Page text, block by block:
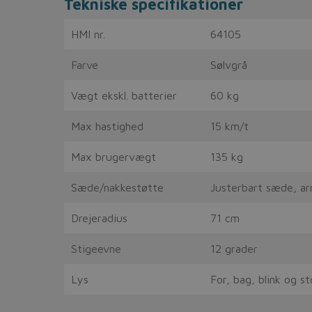
Tekniske specifikationer
HMI nr. 64105
Farve Sølvgrå
Vægt ekskl. batterier 60 kg
Max hastighed 15 km/t
Max brugervægt 135 kg
Sæde/nakkestøtte Justerbart sæde,
Drejeradius 71 cm
Stigeevne 12 grader
Lys For, bag, blink og